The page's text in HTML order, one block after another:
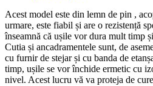
Acest model este din lemn de pin ,
urmare, este fiabil și are o rezistență
înseamnă că ușile vor dura mult timp
Cutia și ancadramentele sunt, de
cu furnir de stejar și cu banda de
timp, ușile se vor închide ermetic cu
nivel. Acest lucru vă va proteja de